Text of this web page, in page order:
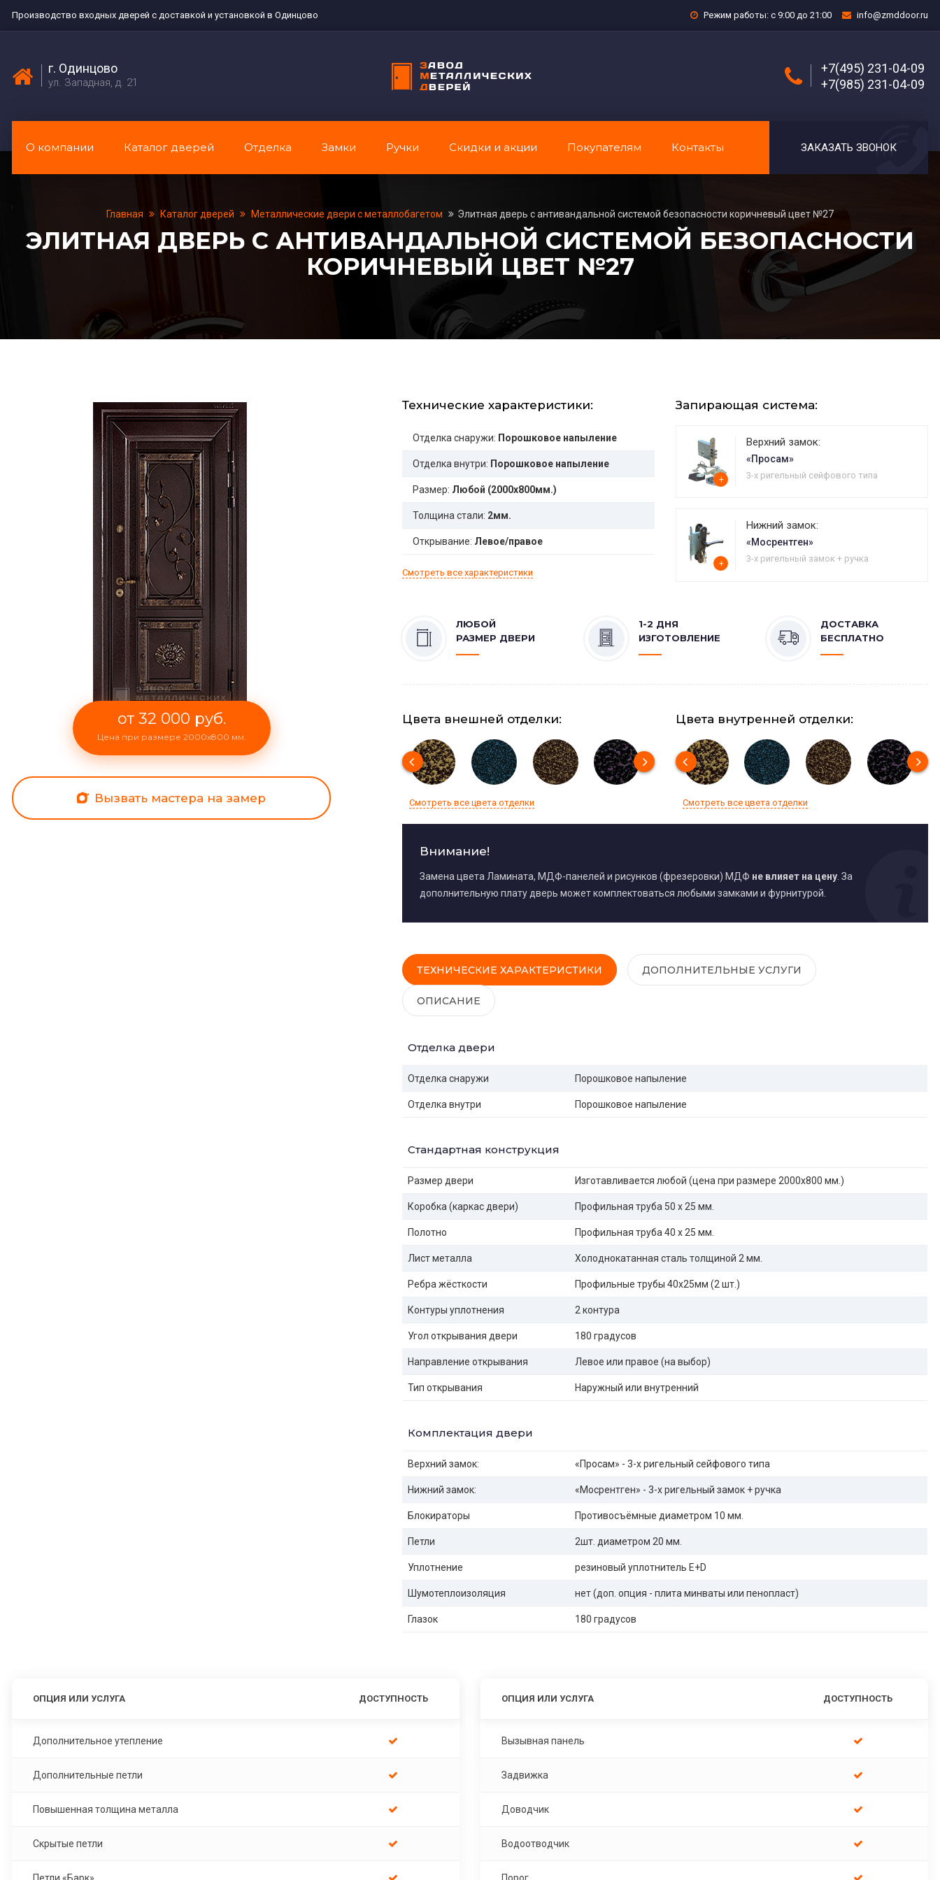
Производство входных дверей с доставкой и установкой в Одинцово Режим работы: с 9:00 до 21:00 info@zmddoor.ru
г. Одинцово
ул. Западная, д. 21
+7(495) 231-04-09
+7(985) 231-04-09
О компании Каталог дверей Отделка Замки Ручки Скидки и акции Покупателям Контакты ЗАКАЗАТЬ ЗВОНОК
Главная Каталог дверей Металлические двери с металлобагетом Элитная дверь с антивандальной системой безопасности коричневый цвет №27
ЭЛИТНАЯ ДВЕРЬ С АНТИВАНДАЛЬНОЙ СИСТЕМОЙ БЕЗОПАСНОСТИ
КОРИЧНЕВЫЙ ЦВЕТ №27
от 32 000 руб.
Цена при размере 2000x800 мм.
Вызвать мастера на замер
Технические характеристики:
Отделка снаружи: Порошковое напыление
Отделка внутри: Порошковое напыление
Размер: Любой (2000x800мм.)
Толщина стали: 2мм.
Открывание: Левое/правое
Смотреть все характеристики
Запирающая система:
+
Верхний замок:
«Просам»
3-х ригельный сейфового типа
+
Нижний замок:
«Мосрентген»
3-х ригельный замок + ручка
ЛЮБОЙ
РАЗМЕР ДВЕРИ
1-2 ДНЯ
ИЗГОТОВЛЕНИЕ
ДОСТАВКА
БЕСПЛАТНО
Цвета внешней отделки:
Смотреть все цвета отделки
Цвета внутренней отделки:
Смотреть все цвета отделки
Внимание!
Замена цвета Ламината, МДФ-панелей и рисунков (фрезеровки) МДФ не влияет на цену . За
дополнительную плату дверь может комплектоваться любыми замками и фурнитурой.
ТЕХНИЧЕСКИЕ ХАРАКТЕРИСТИКИ ДОПОЛНИТЕЛЬНЫЕ УСЛУГИ
ОПИСАНИЕ
Отделка двери
Отделка снаружи Порошковое напыление
Отделка внутри Порошковое напыление
Стандартная конструкция
Размер двери Изготавливается любой (цена при размере 2000x800 мм.)
Коробка (каркас двери) Профильная труба 50 х 25 мм.
Полотно Профильная труба 40 х 25 мм.
Лист металла Холоднокатанная сталь толщиной 2 мм.
Ребра жёсткости Профильные трубы 40х25мм (2 шт.)
Контуры уплотнения 2 контура
Угол открывания двери 180 градусов
Направление открывания Левое или правое (на выбор)
Тип открывания Наружный или внутренний
Комплектация двери
Верхний замок: «Просам» - 3-х ригельный сейфового типа
Нижний замок: «Мосрентген» - 3-х ригельный замок + ручка
Блокираторы Противосъёмные диаметром 10 мм.
Петли 2шт. диаметром 20 мм.
Уплотнение резиновый уплотнитель E+D
Шумотеплоизоляция нет (доп. опция - плита минваты или пенопласт)
Глазок 180 градусов
ОПЦИЯ ИЛИ УСЛУГА ДОСТУПНОСТЬ
Дополнительное утепление
Дополнительные петли
Повышенная толщина металла
Скрытые петли
Петли «Барк»
ОПЦИЯ ИЛИ УСЛУГА ДОСТУПНОСТЬ
Вызывная панель
Задвижка
Доводчик
Водоотводчик
Порог